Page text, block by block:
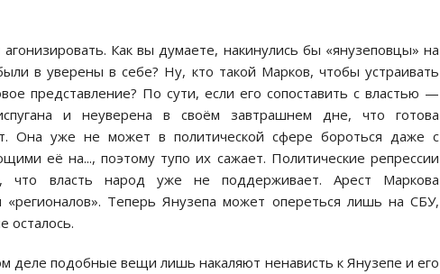
Как вы думаете, накинулись бы «янузеповцы» на
в уверены в себе? Ну, кто такой Марков, чтобы устраивать
представление? По сути, если его сопоставить с властью —
и неуверена в своём завтрашнем дне, что готова
Она уже не может в политической сфере бороться даже с
её на..., поэтому тупо их сажает. Политические репрессии
что власть народ уже не поддерживает. Арест Маркова
«регионалов». Теперь Янузепа может опереться лишь на СБУ,
осталось.
деле подобные вещи лишь накаляют ненависть к Янузепе и его